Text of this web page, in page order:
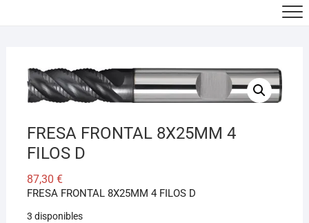
FRESA FRONTAL 8X25MM 4
FILOS D
87,30 €
FRESA FRONTAL 8X25MM 4 FILOS D
3 disponibles
Asesor El Arroyo
En línea · responde en segundos
Llamar (cerrado) WhatsApp Cómo llegar